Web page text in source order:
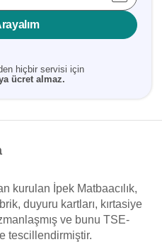
hiçbir servisi için
ücret almaz.
kurulan İpek Matbaacılık,
duyuru kartları, kırtasiye
ve bunu TSE-
tescillendirmiştir.